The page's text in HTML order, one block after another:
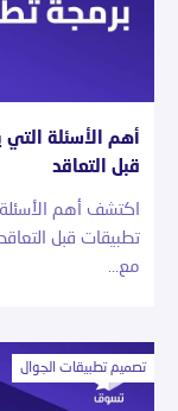
أهم الأسئلة
قبل التعاقد
اكتشف أهم
تطبيقات قبل
مع…
تصميم تطبيقات الجوال